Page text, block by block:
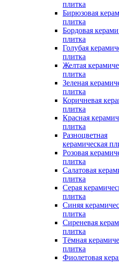
плитка
Бирюзовая
плитка
Бордовая
плитка
Голубая
плитка
Желтая
плитка
Зеленая
плитка
Коричневая
плитка
Красная
плитка
Разноцветная
керамическая
Розовая
плитка
Салатовая
плитка
Серая
плитка
Синяя
плитка
Сиреневая
плитка
Тёмная
плитка
Фиолетовая